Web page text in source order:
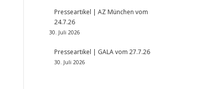
Presseartikel | AZ München vom
24.7.26
30. Juli 2026
Presseartikel | GALA vom 27.7.26
30. Juli 2026